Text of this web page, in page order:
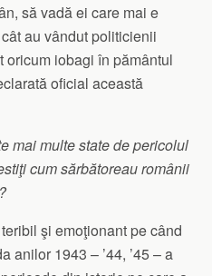
să vadă ei care mai e
au vândut politicienii
oricum iobagi în pământul
oficial această
mai multe state de pericolul
cumsărbătoreau românii
şi emoţionant pe când
anilor 1943 – ’44, ’45 – a